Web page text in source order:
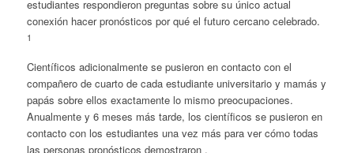
estudiantes respondieron preguntas sobre su único actual
conexión hacer pronósticos por qué el futuro cercano celebrado.
1
Científicos adicionalmente se pusieron en contacto con el
compañero de cuarto de cada estudiante universitario y mamás y
papás sobre ellos exactamente lo mismo preocupaciones.
Anualmente y 6 meses más tarde, los científicos se pusieron en
contacto con los estudiantes una vez más para ver cómo todas
las personas pronósticos demostraron .